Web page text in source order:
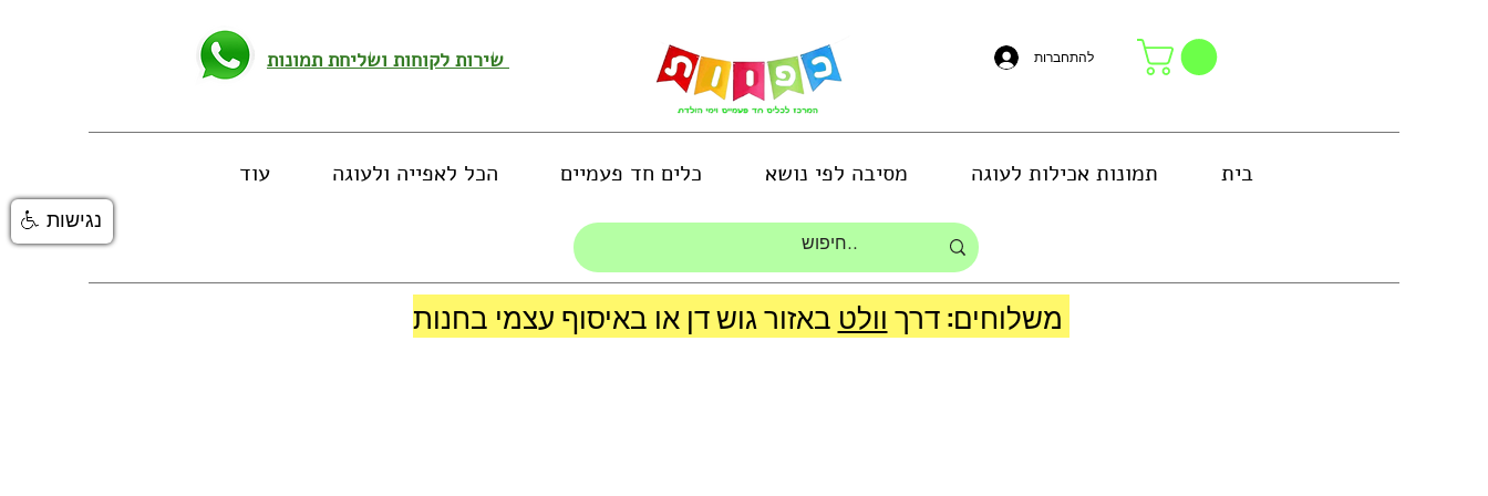
להתחברות
בית תמונות אכילות לעוגה מסיבה לפי נושא כלים חד פעמיים הכל לאפייה ולעוגה עוד
משלוחים: דרך וולט
נגישות